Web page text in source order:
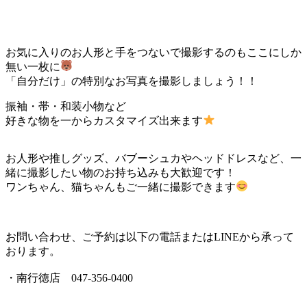
お気に入りのお人形と手をつないで撮影するのもここにしか
無い一枚に
「自分だけ」の特別なお写真を撮影しましょう！！
振袖・帯・和装小物など
好きな物を一からカスタマイズ出来ます
お人形や推しグッズ、バブーシュカやヘッドドレスなど、一
緒に撮影したい物のお持ち込みも大歓迎です！
ワンちゃん、猫ちゃんもご一緒に撮影できます
お問い合わせ、ご予約は以下の電話またはLINEから承って
おります。
・南行徳店 047-356-0400